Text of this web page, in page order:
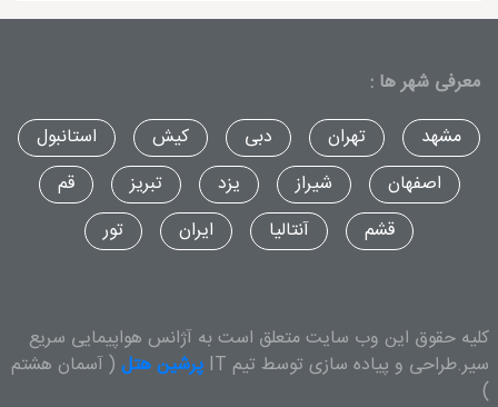
معرفی شهر ها :
مشهد
تهران دبی کیش
استانبول
اصفهان
شیراز یزد تبریز
قم
قشم
آنتالیا ایران تور
کلیه حقوق این وب سایت متعلق است به آژانس هواپیمایی سریع
سیر.طراحی و پیاده سازی توسط تیم IT
پرشین هتل ( آسمان هشتم
)